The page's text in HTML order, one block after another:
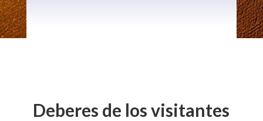
Deberes de los visitantes